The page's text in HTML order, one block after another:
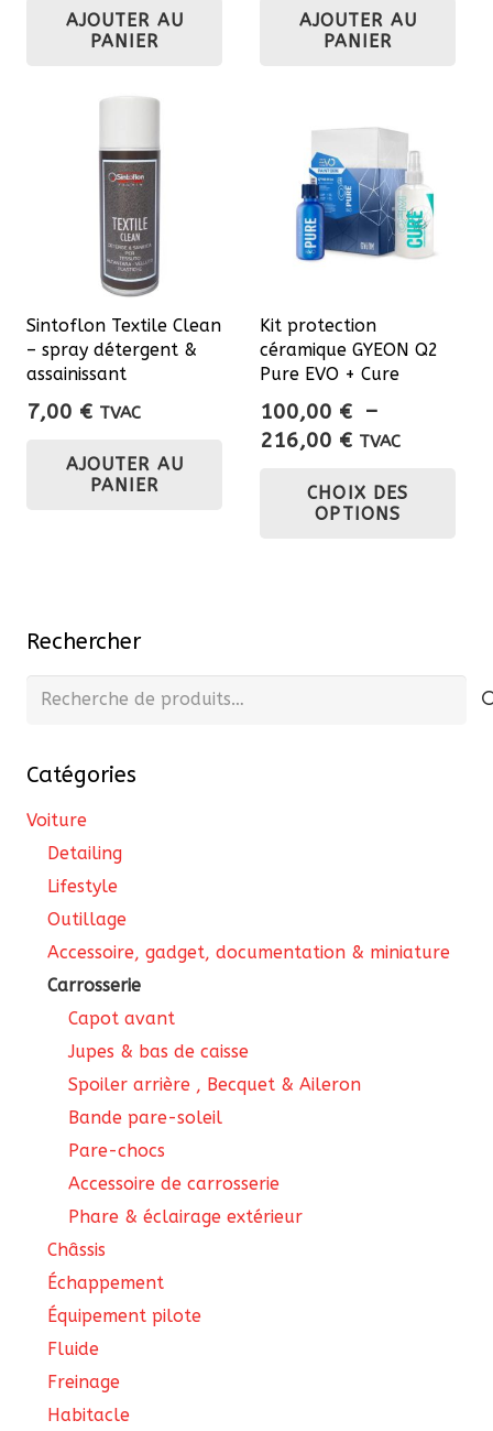
AJOUTER AU
PANIER
AJOUTER AU
PANIER
Sintoflon Textile Clean
– spray détergent &
assainissant
7,00 € TVAC
AJOUTER AU
PANIER
Kit protection
céramique GYEON Q2
Pure EVO + Cure
100,00 € –
216,00 €Plage
prix :
100,00 €
TVAC
CHOIX DES
OPTIONS
Rechercher
Recherche
Catégories
Voiture
Detailing
Lifestyle
Outillage
Accessoire, gadget, documentation & miniature
Carrosserie
Capot avant
Jupes & bas de caisse
Spoiler arrière , Becquet & Aileron
Bande pare-soleil
Pare-chocs
Accessoire de carrosserie
Phare & éclairage extérieur
Châssis
Échappement
Équipement pilote
Fluide
Freinage
Habitacle